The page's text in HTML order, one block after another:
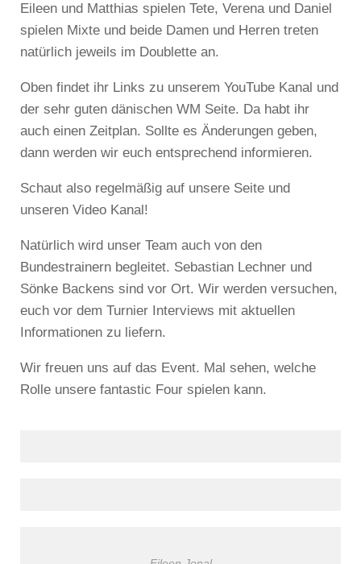
Eileen und Matthias spielen Tete, Verena und Daniel
spielen Mixte und beide Damen und Herren treten
natürlich jeweils im Doublette an.
Oben findet ihr Links zu unserem YouTube Kanal und
der sehr guten dänischen WM Seite. Da habt ihr
auch einen Zeitplan. Sollte es Änderungen geben,
dann werden wir euch entsprechend informieren.
Schaut also regelmäßig auf unsere Seite und
unseren Video Kanal!
Natürlich wird unser Team auch von den
Bundestrainern begleitet. Sebastian Lechner und
Sönke Backens sind vor Ort. Wir werden versuchen,
euch vor dem Turnier Interviews mit aktuellen
Informationen zu liefern.
Wir freuen uns auf das Event. Mal sehen, welche
Rolle unsere fantastic Four spielen kann.